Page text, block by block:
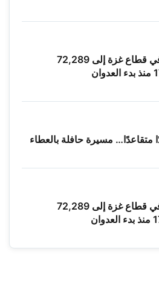
ارتفاع حصيلة الشهداء في قطاع غزة إلى 72,289
متقاعدًا… مسيرة حافلة بالعطاء
ارتفاع حصيلة الشهداء في قطاع غزة إلى 72,289